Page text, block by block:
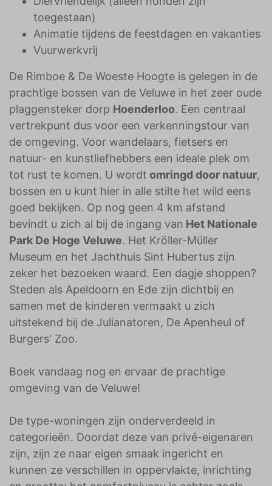
toegestaan)
Animatie tijdens de feestdagen en vakanties
Vuurwerkvrij
De Rimboe & De Woeste Hoogte is gelegen in de
prachtige bossen van de Veluwe in het zeer oude
plaggensteker dorp Hoenderloo. Een centraal
vertrekpunt dus voor een verkenningstour van
de omgeving. Voor wandelaars, fietsers en
natuur- en kunstliefhebbers een ideale plek om
tot rust te komen. U wordt omringd door natuur,
bossen en u kunt hier in alle stilte het wild eens
goed bekijken. Op nog geen 4 km afstand
bevindt u zich al bij de ingang van Het Nationale
Park De Hoge Veluwe. Het Kröller-Müller
Museum en het Jachthuis Sint Hubertus zijn
zeker het bezoeken waard. Een dagje shoppen?
Steden als Apeldoorn en Ede zijn dichtbij en
samen met de kinderen vermaakt u zich
uitstekend bij de Julianatoren, De Apenheul of
Burgers' Zoo.
Boek vandaag nog en ervaar de prachtige
omgeving van de Veluwe!
De type-woningen zijn onderverdeeld in
categorieën. Doordat deze van privé-eigenaren
zijn, zijn ze naar eigen smaak ingericht en
kunnen ze verschillen in oppervlakte, inrichting